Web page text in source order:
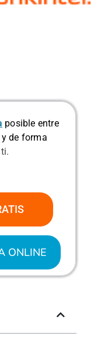
posible entre
y de forma
ONLINE